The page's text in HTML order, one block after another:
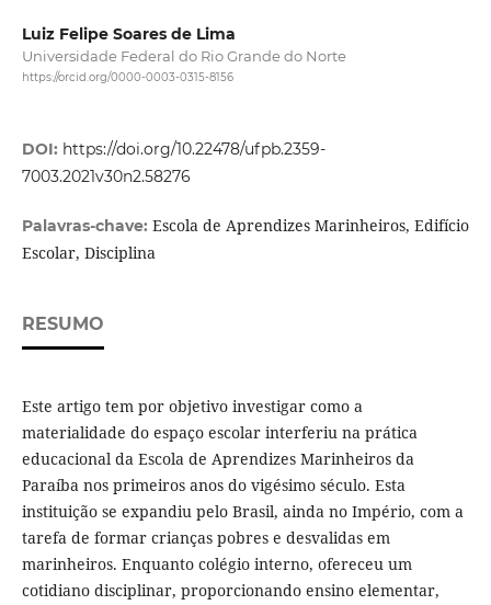
Luiz Felipe Soares de Lima
Universidade Federal do Rio Grande do Norte
https://orcid.org/0000-0003-0315-8156
DOI: https://doi.org/10.22478/ufpb.2359-
7003.2021v30n2.58276
Palavras-chave: Escola de Aprendizes Marinheiros, Edifício
Escolar, Disciplina
RESUMO
Este artigo tem por objetivo investigar como a
materialidade do espaço escolar interferiu na prática
educacional da Escola de Aprendizes Marinheiros da
Paraíba nos primeiros anos do vigésimo século. Esta
instituição se expandiu pelo Brasil, ainda no Império, com a
tarefa de formar crianças pobres e desvalidas em
marinheiros. Enquanto colégio interno, ofereceu um
cotidiano disciplinar, proporcionando ensino elementar,